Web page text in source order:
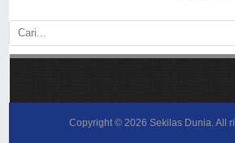
Copyright © 2026 Sekilas Dunia. All